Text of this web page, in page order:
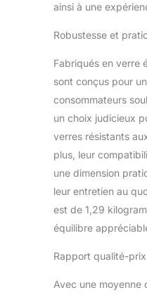
ainsi à une
Robustesse et
Fabriqués en verre
sont conçus pour
consommateurs
un choix judicieux
verres résistants
plus, leur
une dimension
leur entretien au
est de 1,29
équilibre
Rapport qualité-prix
Avec une moyenne